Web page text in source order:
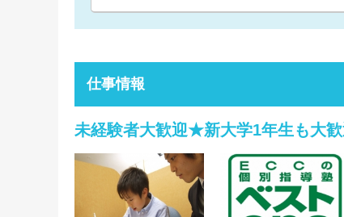
仕事情報
未経験者大歓迎★新大学1年生も大